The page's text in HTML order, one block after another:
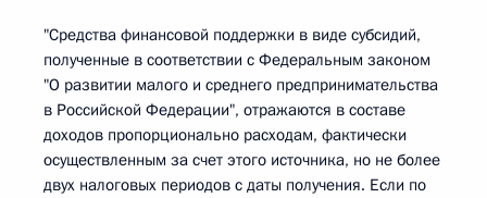
"Средства финансовой поддержки в виде субсидий,
полученные в соответствии с Федеральным законом
"О развитии малого и среднего предпринимательства
в Российской Федерации", отражаются в составе
доходов пропорционально расходам, фактически
осуществленным за счет этого источника, но не более
двух налоговых периодов с даты получения. Если по